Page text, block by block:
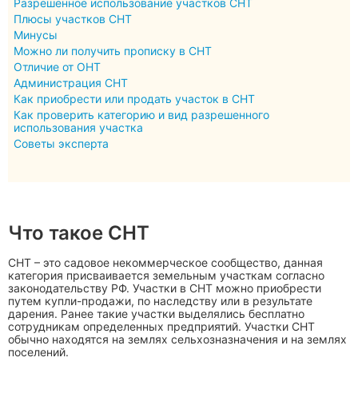
Разрешенное использование участков СНТ
Плюсы участков СНТ
Минусы
Можно ли получить прописку в СНТ
Отличие от ОНТ
Администрация СНТ
Как приобрести или продать участок в СНТ
Как проверить категорию и вид разрешенного
использования участка
Советы эксперта
Что такое СНТ
СНТ – это садовое некоммерческое сообщество, данная
категория присваивается земельным участкам согласно
законодательству РФ. Участки в СНТ можно приобрести
путем купли-продажи, по наследству или в результате
дарения. Ранее такие участки выделялись бесплатно
сотрудникам определенных предприятий. Участки СНТ
обычно находятся на землях сельхозназначения и на землях
поселений.